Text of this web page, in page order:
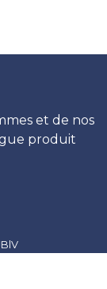
et de nos
produit